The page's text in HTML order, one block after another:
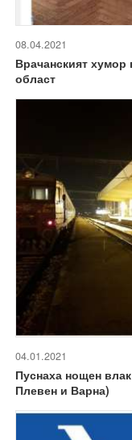
08.04.2021
Врачанският
област
04.01.2021
Пуснаха нощен
Плевен и Варна)